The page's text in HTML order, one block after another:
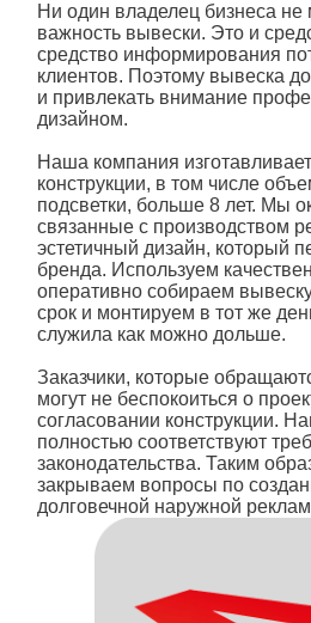
Ни один владелец бизнеса не
важность вывески. Это и
средство информирования
клиентов. Поэтому вывеска
и привлекать внимание
дизайном.
Наша компания
конструкции, в том числе
подсветки, больше 8 лет. Мы
связанные с производством
эстетичный дизайн, который
бренда. Используем
оперативно собираем
срок и монтируем в тот же
служила как можно дольше.
Заказчики, которые
могут не беспокоиться о
согласовании конструкции.
полностью соответствуют
законодательства. Таким
закрываем вопросы по
долговечной наружной